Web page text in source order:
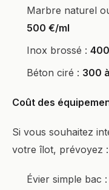
Marbre naturel
500 €/ml
Inox brossé :
Béton ciré : 300
Coût des
Si vous souhaitez
votre îlot, prévoyez :
Évier simple bac :